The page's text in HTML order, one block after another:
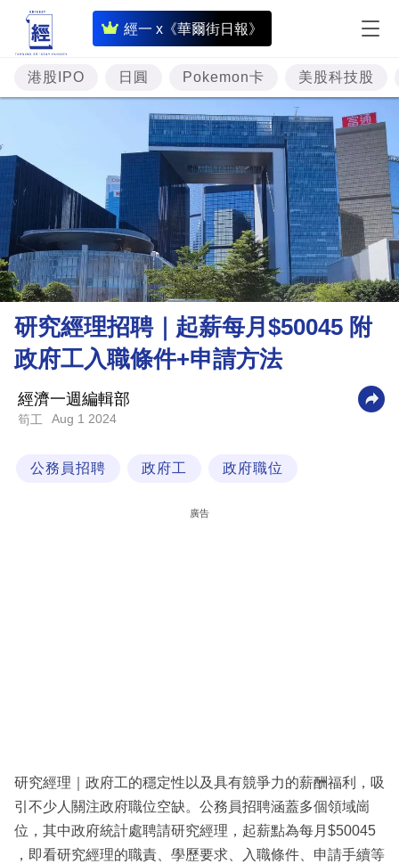
經一 x《華爾街日報》
即
時
財
經
題
投
資
樓
市
理
財
商
業
科
區
港股IPO 日圓 Pokemon卡 美股科技股
研究經理招聘｜起薪每月$50045 附
政府工入職條件+申請方法
經濟一週編輯部
筍工 Aug 1 2024
公務員招聘 政府工 政府職位
廣告
研究經理｜政府工的穩定性以及具有競爭力的薪酬福利，吸
引不少人關注政府職位空缺。公務員招聘涵蓋多個領域崗
位，其中政府統計處聘請研究經理，起薪點為每月$50045
，即看研究經理的職責、學歷要求、入職條件、申請手續等